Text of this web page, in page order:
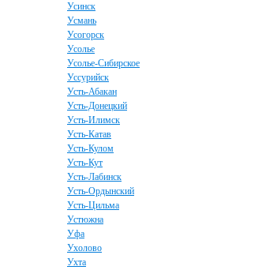
Усинск
Усмань
Усогорск
Усолье
Усолье-Сибирское
Уссурийск
Усть-Абакан
Усть-Донецкий
Усть-Илимск
Усть-Катав
Усть-Кулом
Усть-Кут
Усть-Лабинск
Усть-Ордынский
Усть-Цильма
Устюжна
Уфа
Ухолово
Ухта